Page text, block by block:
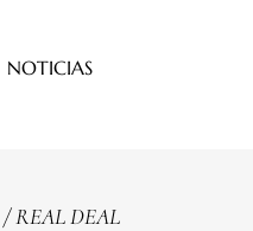
NOTICIAS
/ REAL DEAL